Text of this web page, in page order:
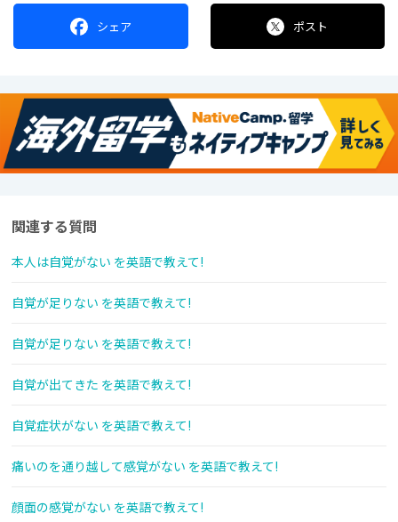
シェア ポスト
関連する質問
本人は自覚がない を英語で教えて!
自覚が足りない を英語で教えて!
自覚が足りない を英語で教えて!
自覚が出てきた を英語で教えて!
自覚症状がない を英語で教えて!
痛いのを通り越して感覚がない を英語で教えて!
顔面の感覚がない を英語で教えて!